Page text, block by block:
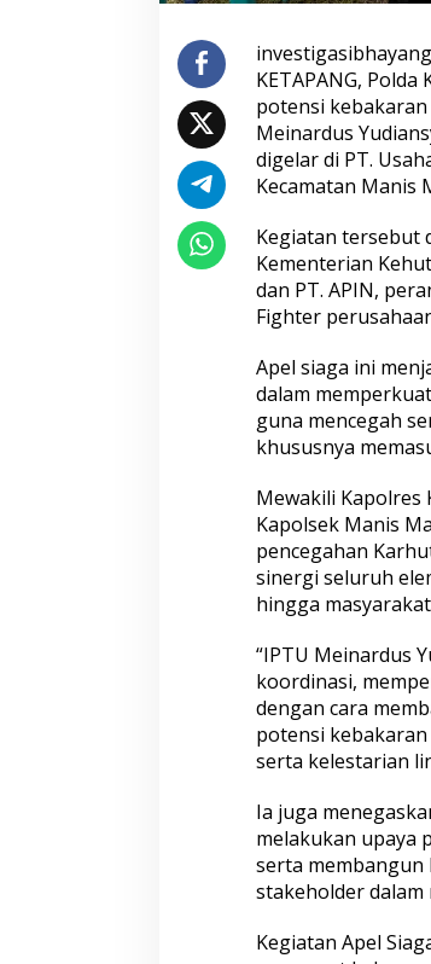
KETAPANG,
potensi
Meinardus
digelar di PT.
Kecamatan Manis
Kegiatan tersebut
Kementerian
dan PT. APIN,
Fighter
Apel siaga ini
dalam
guna mencegah
khususnya
Mewakili Kapolres
Kapolsek Manis
pencegahan
sinergi seluruh
hingga
“IPTU Meinardus
koordinasi,
dengan cara
potensi
serta kelestarian
Ia juga
melakukan upaya
serta membangun
stakeholder dalam
Kegiatan Apel
Love Scamming
Polri Gelar Dialog
Pol. Susilo
Perkuat
Studi
Satreskrim
Kota
Ganjal ATM
Tangkap
Bersajam,
Tindak Tegas
Yang